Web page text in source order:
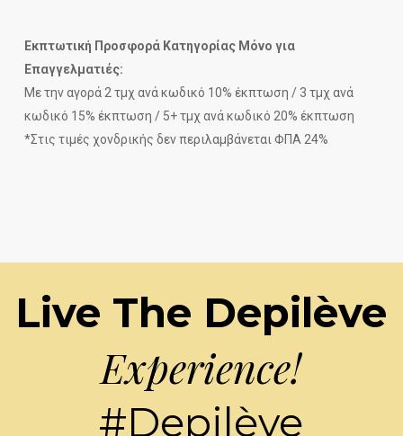
Εκπτωτική Προσφορά Κατηγορίας Μόνο για
Επαγγελματιές:
Με την αγορά 2 τμχ ανά κωδικό 10% έκπτωση / 3 τμχ ανά
κωδικό 15% έκπτωση / 5+ τμχ ανά κωδικό 20% έκπτωση
*Στις τιμές χονδρικής δεν περιλαμβάνεται ΦΠΑ 24%
Live The Depilève
Experience!
#Depilève